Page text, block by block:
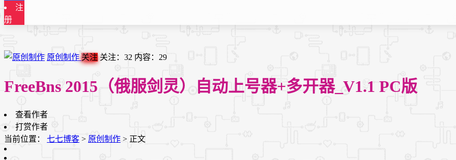
注
册
原创制作关注 关注： 32 内容： 29
FreeBns 2015（俄服剑灵）自动上号器+多开器_V1.1 PC版
查看作者
打赏作者
当前位置： 七七博客 > 原创制作 > 正文